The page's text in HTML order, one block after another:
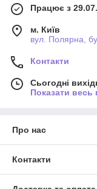
Працює з
м. Київ
вул. Полярна,
Контакти
Сьогодні
Показати весь
Про нас
Контакти